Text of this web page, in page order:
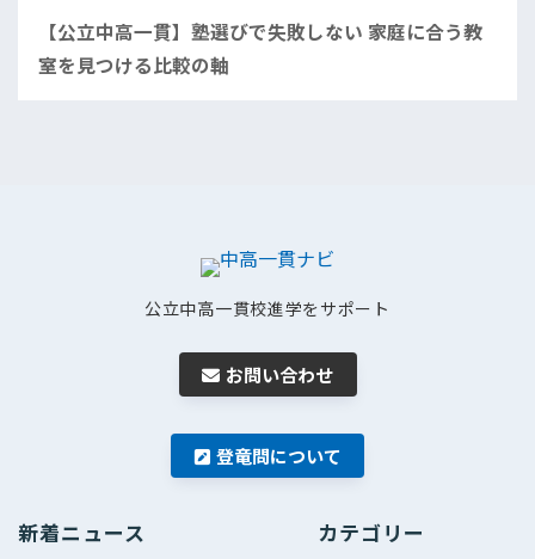
【公立中高一貫】塾選びで失敗しない 家庭に合う教
室を見つける比較の軸
公立中高一貫校進学をサポート
お問い合わせ
登竜問について
新着ニュース カテゴリー